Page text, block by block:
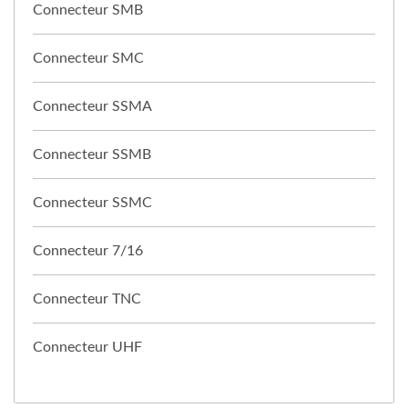
Connecteur SMB
Connecteur SMC
Connecteur SSMA
Connecteur SSMB
Connecteur SSMC
Connecteur 7/16
Connecteur TNC
Connecteur UHF